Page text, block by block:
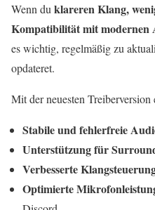
Wenn du klareren Klang,
Kompatibilität mit modernen
es wichtig, regelmäßig zu
opdateret.
Mit der neuesten Treiberversion
Stabile und fehlerfreie
Unterstützung für
Verbesserte
Optimierte